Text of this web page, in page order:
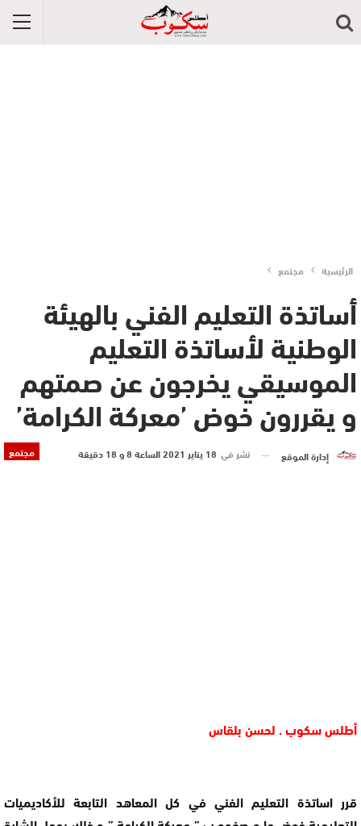
الرئيسية مجتمع
أساتذة التعليم الفني بالهيئة
الوطنية لأساتذة التعليم
الموسيقي يخرجون عن صمتهم
و يقررون خوض ’معركة الكرامة’
مجتمع إدارة الموقع نشر في 18 يناير 2021 الساعة 8 و 18 دقيقة
أطلس سكوب . لحسن بلقاس
قرر اساتذة التعليم الفني في كل المعاهد التابعة للأكاديميات